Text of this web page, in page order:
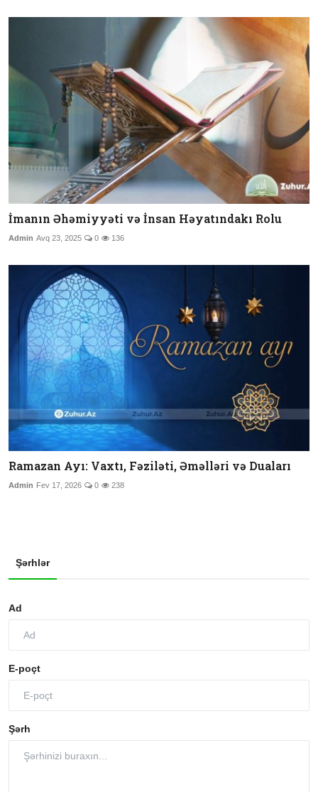
İmanın Əhəmiyyəti və İnsan Həyatındakı Rolu
Admin Avq 23, 2025 0 136
Ramazan Ayı: Vaxtı, Fəziləti, Əməlləri və Duaları
Admin Fev 17, 2026 0 238
Şərhlər
Ad
E-poçt
Şərh